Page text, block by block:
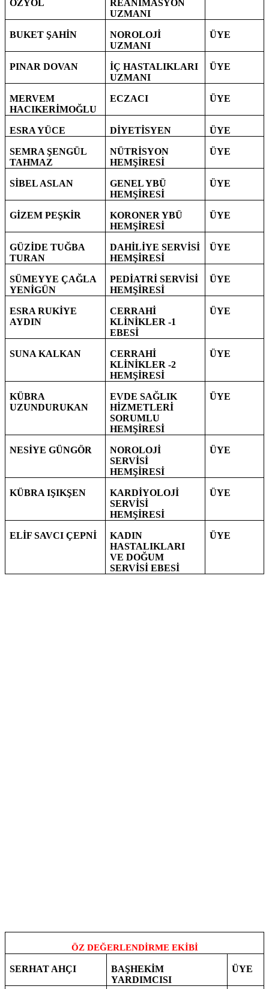
ÖZYOL
REANİMASYON
UZMANI
BUKET ŞAHİN
NOROLOJİ
UZMANI
ÜYE
PINAR DOVAN
İÇ HASTALIKLARI
UZMANI
ÜYE
MERVEM
HACIKERİMOĞLU
ECZACI ÜYE
ESRA YÜCE DİYETİSYEN ÜYE
SEMRA ŞENGÜL
TAHMAZ
NÜTRİSYON
HEMŞİRESİ
ÜYE
SİBEL ASLAN
GENEL YBÜ
HEMŞİRESİ
ÜYE
GİZEM PEŞKİR
KORONER YBÜ
HEMŞİRESİ
ÜYE
GÜZİDE TUĞBA
TURAN
DAHİLİYE SERVİSİ
HEMŞİRESİ
ÜYE
SÜMEYYE ÇAĞLA
YENİGÜN
PEDİATRİ SERVİSİ
HEMŞİRESİ
ÜYE
ESRA RUKİYE
AYDIN
CERRAHİ
KLİNİKLER -1
EBESİ
ÜYE
SUNA KALKAN
CERRAHİ
KLİNİKLER -2
HEMŞİRESİ
ÜYE
KÜBRA
UZUNDURUKAN
EVDE SAĞLIK
HİZMETLERİ
SORUMLU
HEMŞİRESİ
ÜYE
NESİYE GÜNGÖR
NOROLOJİ
SERVİSİ
HEMŞİRESİ
ÜYE
KÜBRA IŞIKŞEN
KARDİYOLOJİ
SERVİSİ
HEMŞİRESİ
ÜYE
ELİF SAVCI ÇEPNİ
KADIN
HASTALIKLARI
VE DOĞUM
SERVİSİ EBESİ
ÜYE
ÖZ DEĞERLENDİRME EKİBİ
SERHAT AHÇI
BAŞHEKİM
YARDIMCISI
ÜYE